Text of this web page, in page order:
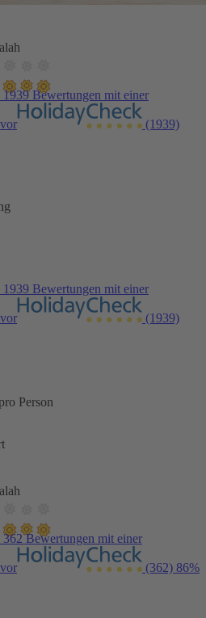
Bewertungen mit einer
(1939)
Bewertungen mit einer
(1939)
Person
Bewertungen mit einer
(362) 86%